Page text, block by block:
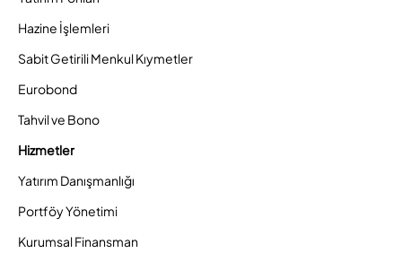
Hazine İşlemleri
Sabit Getirili Menkul Kıymetler
Eurobond
Tahvil ve Bono
Hizmetler
Yatırım Danışmanlığı
Portföy Yönetimi
Kurumsal Finansman